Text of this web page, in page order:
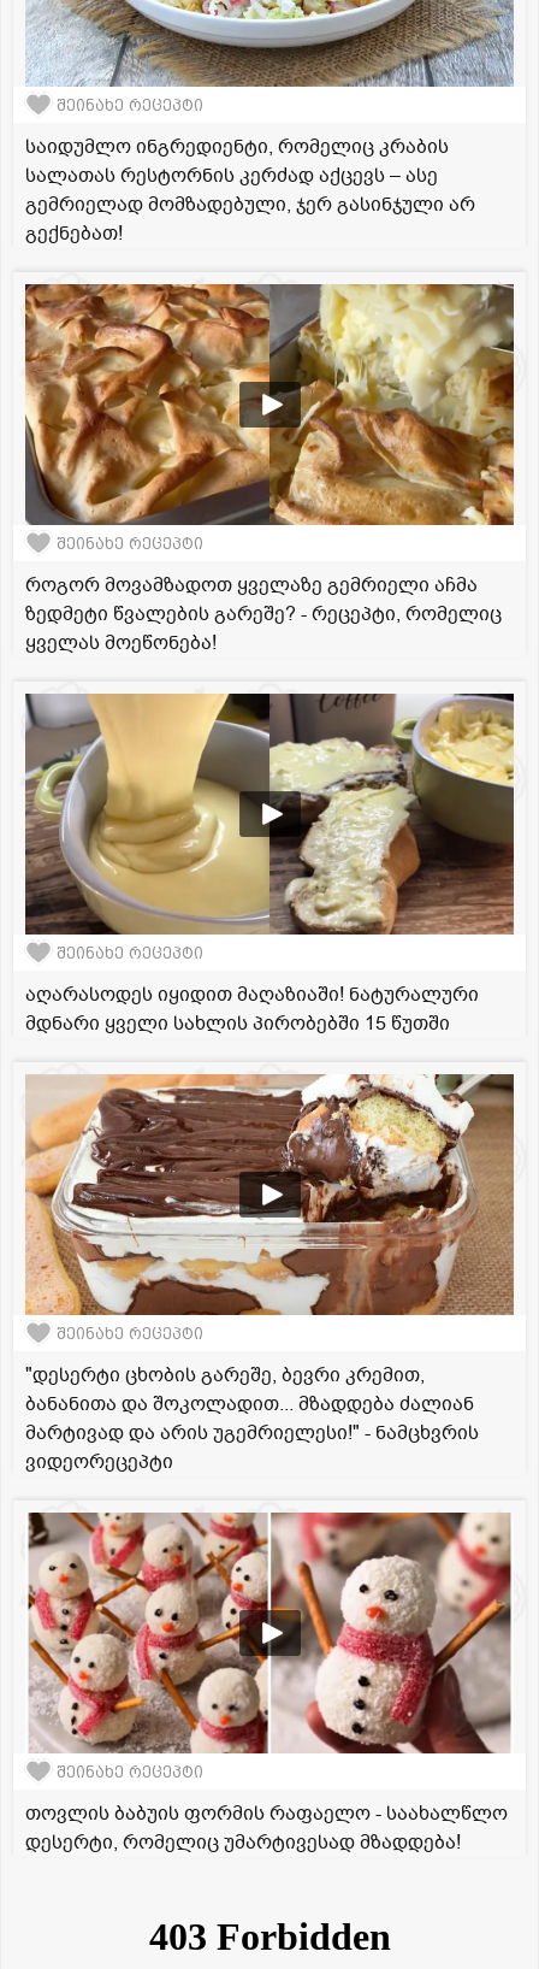
შეინახე რეცეპტი
საიდუმლო ინგრედიენტი, რომელიც კრაბის
სალათას რესტორნის კერძად აქცევს – ასე
გემრიელად მომზადებული, ჯერ გასინჯული არ
გექნებათ!
შეინახე რეცეპტი
როგორ მოვამზადოთ ყველაზე გემრიელი აჩმა
ზედმეტი წვალების გარეშე? - რეცეპტი, რომელიც
ყველას მოეწონება!
შეინახე რეცეპტი
აღარასოდეს იყიდით მაღაზიაში! ნატურალური
მდნარი ყველი სახლის პირობებში 15 წუთში
შეინახე რეცეპტი
"დესერტი ცხობის გარეშე, ბევრი კრემით,
ბანანითა და შოკოლადით... მზადდება ძალიან
მარტივად და არის უგემრიელესი!" - ნამცხვრის
ვიდეორეცეპტი
შეინახე რეცეპტი
თოვლის ბაბუის ფორმის რაფაელო - საახალწლო
დესერტი, რომელიც უმარტივესად მზადდება!